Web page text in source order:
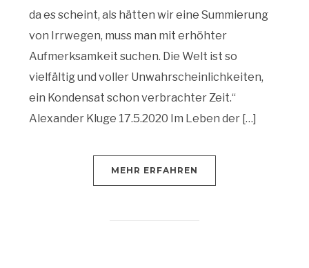
da es scheint, als hätten wir eine Summierung
von Irrwegen, muss man mit erhöhter
Aufmerksamkeit suchen. Die Welt ist so
vielfältig und voller Unwahrscheinlichkeiten,
ein Kondensat schon verbrachter Zeit.“
Alexander Kluge 17.5.2020 Im Leben der […]
MEHR ERFAHREN